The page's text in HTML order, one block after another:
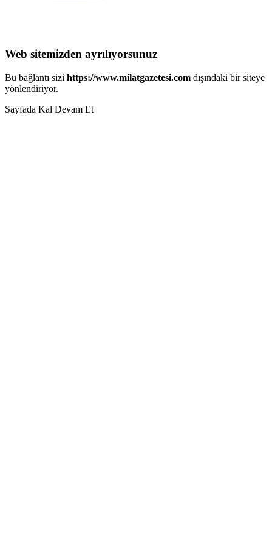
Web sitemizden ayrılıyorsunuz
Bu bağlantı sizi https://www.milatgazetesi.com dışındaki bir siteye
yönlendiriyor.
Sayfada Kal Devam Et